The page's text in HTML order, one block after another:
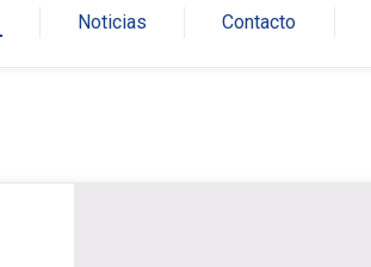
Noticias Contacto